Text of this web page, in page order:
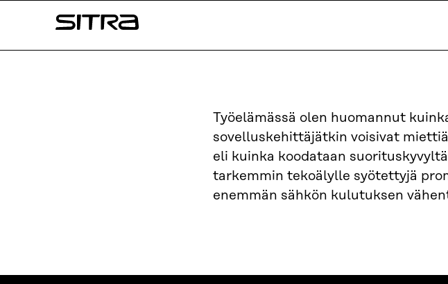
sisältöön
Sitra
Työelämässä olen huomannut
sovelluskehittäjätkin voisivat
eli kuinka koodataan
tarkemmin tekoälylle syötettyjä
enemmän sähkön kulutuksen